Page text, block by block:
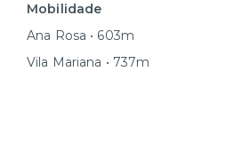
Mobilidade
Ana Rosa • 603m
Vila Mariana • 737m